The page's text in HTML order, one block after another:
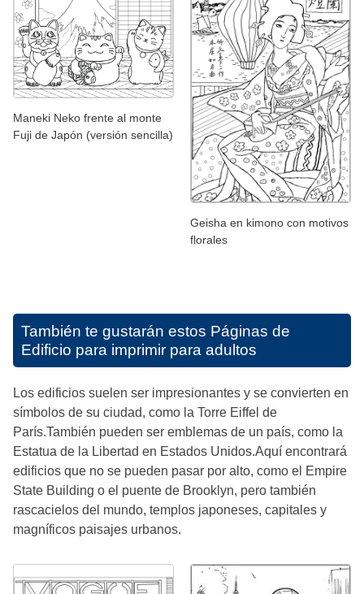
Maneki Neko frente al monte
Fuji de Japón (versión sencilla)
Geisha en kimono con motivos
florales
También te gustarán estos Páginas de
Edificio para imprimir para adultos
Los edificios suelen ser impresionantes y se convierten en
símbolos de su ciudad, como la Torre Eiffel de
París.También pueden ser emblemas de un país, como la
Estatua de la Libertad en Estados Unidos.Aquí encontrará
edificios que no se pueden pasar por alto, como el Empire
State Building o el puente de Brooklyn, pero también
rascacielos del mundo, templos japoneses, capitales y
magníficos paisajes urbanos.